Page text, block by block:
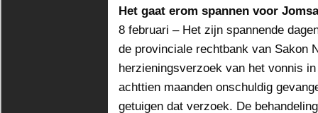
Het gaat erom spannen voor
8 februari – Het zijn spannende
de provinciale rechtbank van Sakon
herzieningsverzoek van het vonnis
achttien maanden onschuldig
getuigen dat verzoek. De